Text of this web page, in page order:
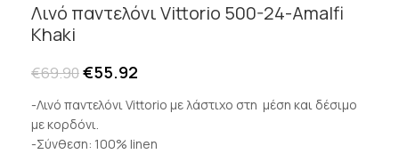
Λινό παντελόνι Vittorio 500-24-Amalfi
Khaki
€69.90€55.92
-Λινό παντελόνι Vittorio με λάστιχο στη μέση και δέσιμο
με κορδόνι.
-Σύνθεση: 100% linen